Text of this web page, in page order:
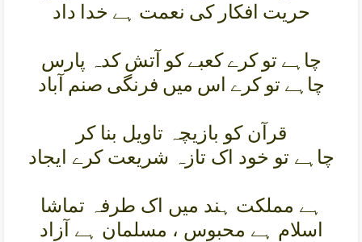
حريت افکار کی نعمت ہے خدا داد
چاہے تو کرے کعبے کو آتش کدہ پارس
چاہے تو کرے اس ميں فرنگی صنم آباد
قرآن کو بازيچہ تاويل بنا کر
چاہے تو خود اک تازہ شريعت کرے ايجاد
ہے مملکت ہند ميں اک طرفہ تماشا
اسلام ہے محبوس ، مسلمان ہے آزاد